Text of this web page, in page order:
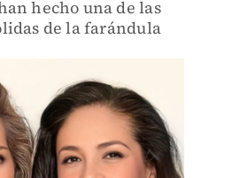
hecho una de las
de la farándula